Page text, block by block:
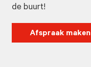
de buurt!
Afspraak maken